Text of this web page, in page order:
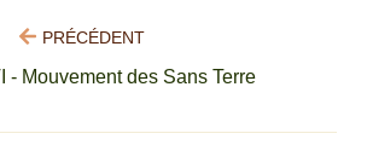
PRÉCÉDENT
- Mouvement des Sans Terre